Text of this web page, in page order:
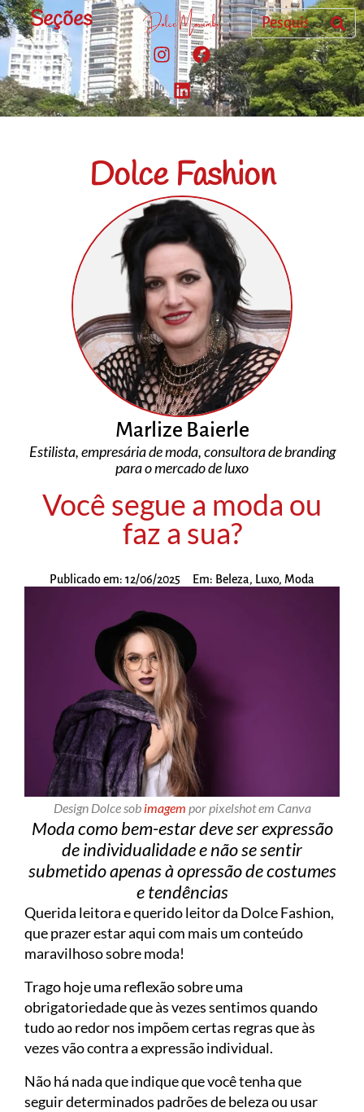
Seções
Dolce Fashion
Marlize Baierle
Estilista, empresária de moda, consultora de branding
para o mercado de luxo
Você segue a moda ou
faz a sua?
Publicado em: 12/06/2025 Em: Beleza, Luxo, Moda
Design Dolce sob imagem por pixelshot em Canva
Moda como bem-estar deve ser expressão
de individualidade e não se sentir
submetido apenas à opressão de costumes
e tendências
Querida leitora e querido leitor da Dolce Fashion,
que prazer estar aqui com mais um conteúdo
maravilhoso sobre moda!
Trago hoje uma reflexão sobre uma
obrigatoriedade que às vezes sentimos quando
tudo ao redor nos impõem certas regras que às
vezes vão contra a expressão individual.
Não há nada que indique que você tenha que
seguir determinados padrões de beleza ou usar